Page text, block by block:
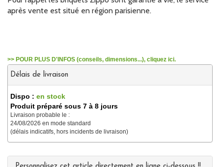
après vente est situé en région parisienne.
>> POUR PLUS D'INFOS (conseils, dimensions...), cliquez ici.
Délais de livraison
Dispo : en stock
Produit préparé sous 7 à 8 jours
Livraison probable le :
24/08/2026 en mode standard
(délais indicatifs, hors incidents de livraison)